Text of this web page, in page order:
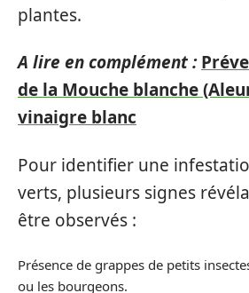
plantes.
A lire en complément :
de la Mouche blanche
vinaigre blanc
Pour identifier une
verts, plusieurs signes
être observés :
Présence de grappes de petits
ou les bourgeons.